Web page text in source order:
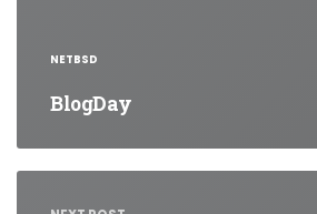
NETBSD
BlogDay